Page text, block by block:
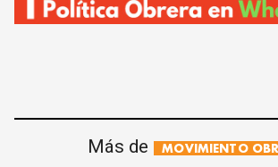
Más de MOVIMIENTO